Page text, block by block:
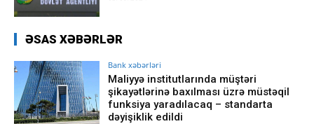
ƏSAS XƏBƏRLƏR
Bank xəbərləri
Maliyyə institutlarında müştəri
şikayətlərinə baxılması üzrə müstəqil
funksiya yaradılacaq – standarta
dəyişiklik edildi